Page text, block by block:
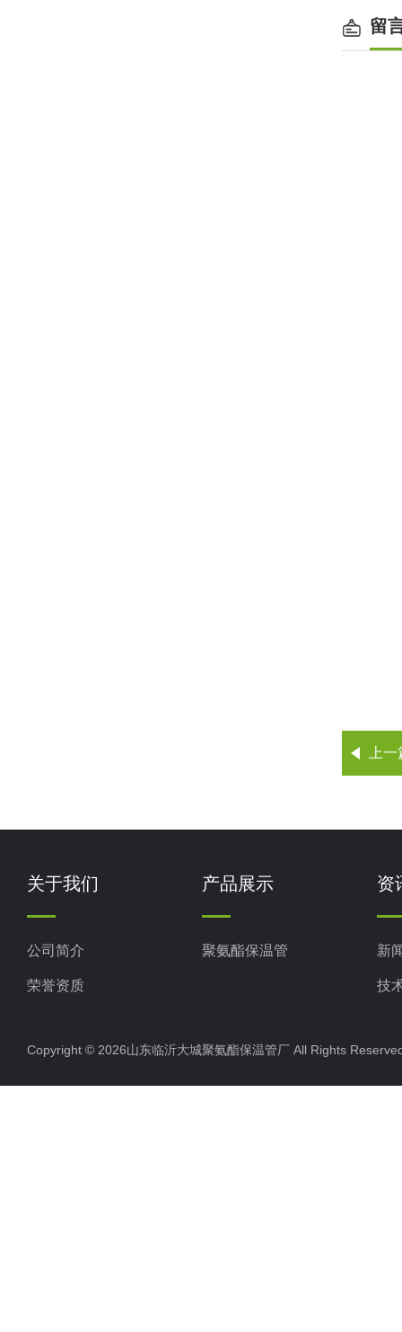
留
上
关于我们
公司简介
荣誉资质
产品展示
聚氨酯保温管
资
新
技
Copyright © 2026山东临沂大城聚氨酯保温管厂 All Rights